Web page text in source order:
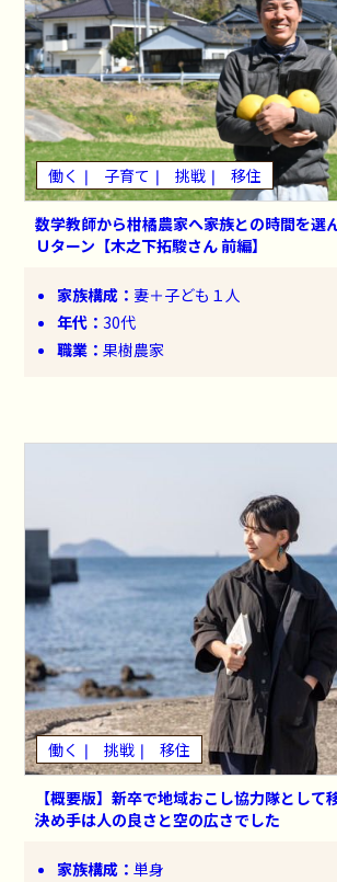
働く 子育て 挑戦 移住
数学教師から柑橘農家へ――家族との時間を選
Ｕターン【木之下拓駿さん 前編】
家族構成： 妻＋子ども１人
年代：30代
職業：果樹農家
働く 挑戦 移住
【概要版】新卒で地域おこし協力隊として
決め手は人の良さと空の広さでした
家族構成：単身